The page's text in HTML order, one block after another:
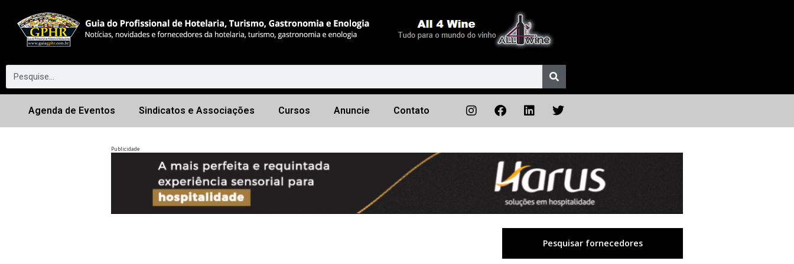
Agenda de Eventos Sindicatos e Associações Cursos Anuncie Contato
Publicidade
Próximo
Pesquisar fornecedores